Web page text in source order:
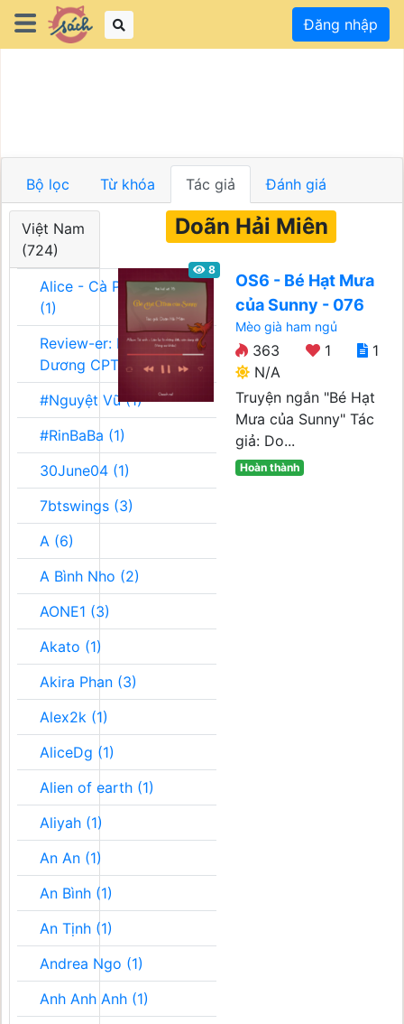
Đăng nhập
Bộ lọc Từ khóa Tác giả Đánh giá
Việt Nam
(724)
Alice - Cà Phê Team
(1)
Review-er: Dương
Dương CPT (1)
#Nguyệt Vũ (1)
#RinBaBa (1)
30June04 (1)
7btswings (3)
A (6)
A Bình Nho (2)
AONE1 (3)
Akato (1)
Akira Phan (3)
Alex2k (1)
AliceDg (1)
Alien of earth (1)
Aliyah (1)
An An (1)
An Bình (1)
An Tịnh (1)
Andrea Ngo (1)
Anh Anh Anh (1)
Doãn Hải Miên
8
OS6 - Bé Hạt Mưa
của Sunny - 076
Mèo già ham ngủ
363 1
1
N/A
Truyện ngắn "Bé Hạt
Mưa của Sunny" Tác
giả: Do...
Hoàn thành